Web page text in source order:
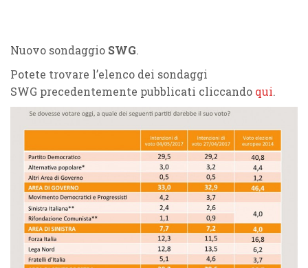
Nuovo sondaggio SWG.
Potete trovare l’elenco dei sondaggi
SWG precedentemente pubblicati cliccando qui.